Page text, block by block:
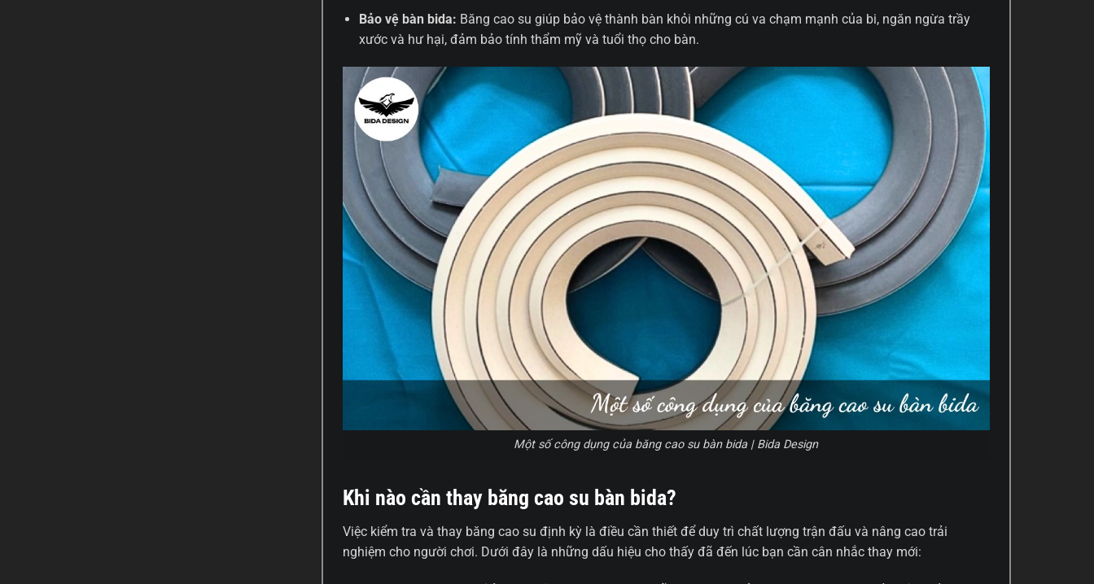
Bảo vệ bàn bida: Băng cao su giúp bảo vệ thành bàn khỏi những cú va chạm mạnh của bi, ngăn ngừa trầy
xước và hư hại, đảm bảo tính thẩm mỹ và tuổi thọ cho bàn.
Một số công dụng của băng cao su bàn bida | Bida Design
Khi nào cần thay băng cao su bàn bida?
Việc kiểm tra và thay băng cao su định kỳ là điều cần thiết để duy trì chất lượng trận đấu và nâng cao trải
nghiệm cho người chơi. Dưới đây là những dấu hiệu cho thấy đã đến lúc bạn cần cân nhắc thay mới: